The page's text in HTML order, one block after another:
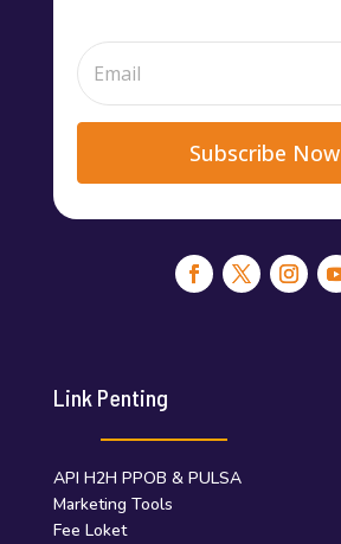
Subscribe Now
Link Penting
API H2H PPOB & PULSA
Marketing Tools
Fee Loket